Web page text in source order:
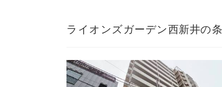
ライオンズガーデン西新井の